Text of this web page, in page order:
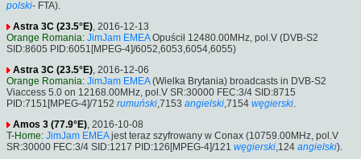
polski- FTA).
Astra 3C (23.5°E), 2016-12-13
Orange Romania: JimJam EMEAOpuścił 12480.00MHz, pol.V (DVB-S2
SID:8605 PID:6051[MPEG-4]/6052,6053,6054,6055)
Astra 3C (23.5°E), 2016-12-06
Orange Romania: JimJam EMEA(Wielka Brytania) broadcasts in DVB-S2
Viaccess 5.0 on 12168.00MHz, pol.V SR:30000 FEC:3/4 SID:8715
PID:7151[MPEG-4]/7152 rumuński,7153 angielski,7154 węgierski.
Amos 3 (77.9°E), 2016-10-08
T-Home: JimJam EMEAjest teraz szyfrowany w Conax (10759.00MHz, pol.V
SR:30000 FEC:3/4 SID:1217 PID:126[MPEG-4]/121 węgierski,124 angielski).